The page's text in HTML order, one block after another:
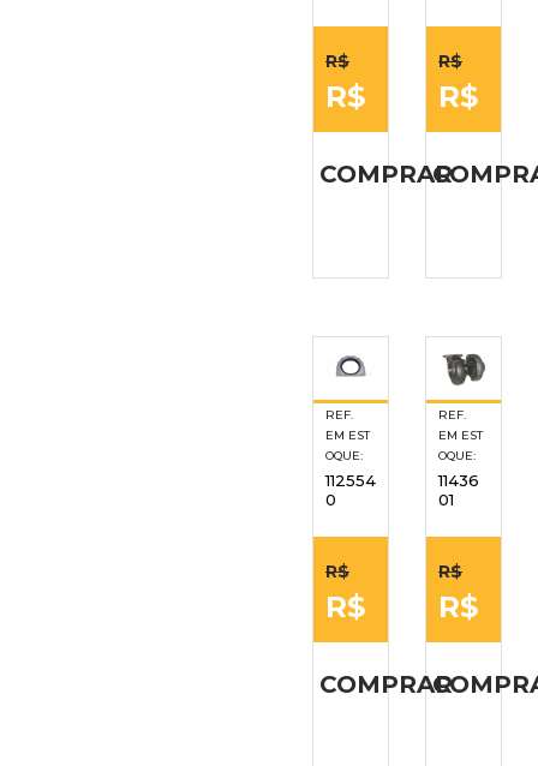
R$
R$
COMPRAR
R$
R$
REF.
EM EST
OQUE:
112554
0
R$
R$
COMPRAR
REF.
EM EST
OQUE:
11436
01
R$
R$